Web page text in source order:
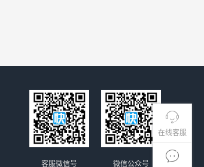
在线客服
微信公众号
客服微信号